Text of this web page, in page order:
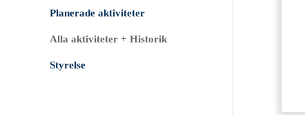
Planerade aktiviteter
Alla aktiviteter + Historik
Styrelse